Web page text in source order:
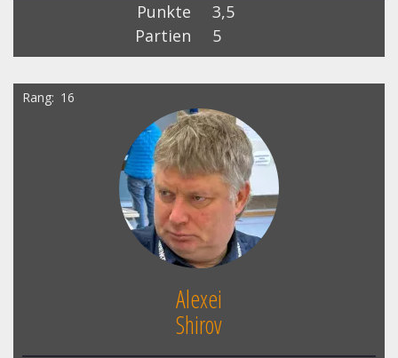
Punkte
3,5
Partien
5
Rang 16
Alexei
Shirov